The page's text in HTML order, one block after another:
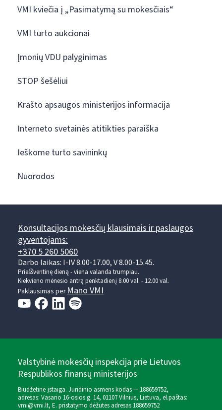
VMI kviečia į „Pasimatymą su mokesčiais“
VMI turto aukcionai
Įmonių VDU palyginimas
STOP šešėliui
Krašto apsaugos ministerijos informacija
Interneto svetainės atitikties paraiška
Ieškome turto savininkų
Nuorodos
Konsultacijos mokesčių klausimais ir paslaugos
gyventojams:
+370 5 260 5060
Darbo laikas: I-IV 8.00-17.00, V 8.00-15.45.
Prieššventinę dieną - viena valanda trumpiau.
Kiekvieno mėnesio antrą penktadienį 8.00 val. - 12.00 val.
Paklausimas perMano VMI
Valstybinė mokesčių inspekcija prie Lietuvos
Respublikos finansų ministerijos
Biudžetinė įstaiga. Juridinio asmens kodas — 188659752,
adresas: Vasario 16-osios g. 14, 01107 Vilnius, Lietuva, el.paštas:
vmi@vmi.lt, E. pristatymo dėžutės adresas 188659752